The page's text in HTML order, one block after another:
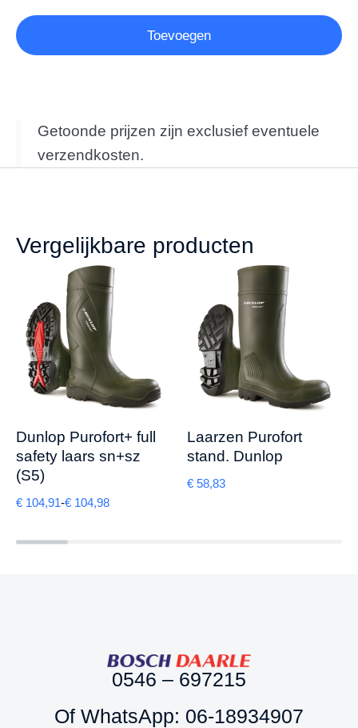
Toevoegen
Getoonde prijzen zijn exclusief eventuele
verzendkosten.
Vergelijkbare producten
Dunlop Purofort+ full
safety laars sn+sz
(S5)
€ 104,91-€ 104,98
Laarzen Purofort
stand. Dunlop
€ 58,83
0546 – 697215
Of WhatsApp: 06-18934907